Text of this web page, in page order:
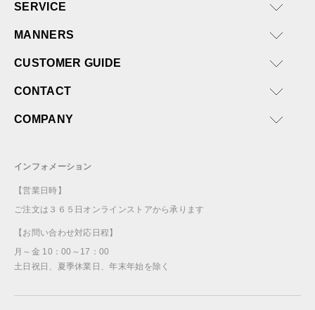
SERVICE
MANNERS
CUSTOMER GUIDE
CONTACT
COMPANY
インフォメーション
【営業日時】
ご注文は３６５日オンラインストアから承ります
【お問い合わせ対応日程】
月～金 10：00～17：00
土日祝日、夏季休業日、年末年始を除く